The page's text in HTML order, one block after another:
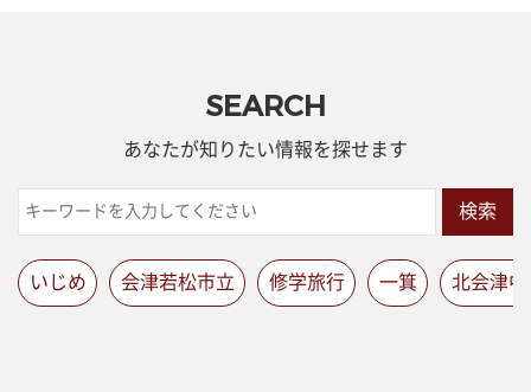
SEARCH
あなたが知りたい情報を探せます
検索
いじめ 会津若松市立 修学旅行 一箕 北会津中